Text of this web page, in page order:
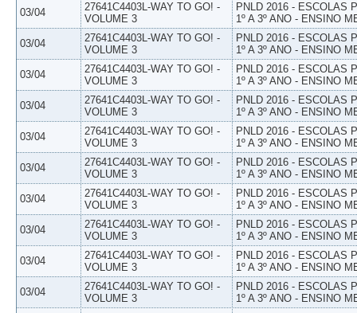
03/04
27641C4403L-WAY TO GO! -
VOLUME 3
PNLD 2016 - ESCOLAS
1º A 3º ANO - ENSINO
03/04
27641C4403L-WAY TO GO! -
VOLUME 3
PNLD 2016 - ESCOLAS
1º A 3º ANO - ENSINO
03/04
27641C4403L-WAY TO GO! -
VOLUME 3
PNLD 2016 - ESCOLAS
1º A 3º ANO - ENSINO
03/04
27641C4403L-WAY TO GO! -
VOLUME 3
PNLD 2016 - ESCOLAS
1º A 3º ANO - ENSINO
03/04
27641C4403L-WAY TO GO! -
VOLUME 3
PNLD 2016 - ESCOLAS
1º A 3º ANO - ENSINO
03/04
27641C4403L-WAY TO GO! -
VOLUME 3
PNLD 2016 - ESCOLAS
1º A 3º ANO - ENSINO
03/04
27641C4403L-WAY TO GO! -
VOLUME 3
PNLD 2016 - ESCOLAS
1º A 3º ANO - ENSINO
03/04
27641C4403L-WAY TO GO! -
VOLUME 3
PNLD 2016 - ESCOLAS
1º A 3º ANO - ENSINO
03/04
27641C4403L-WAY TO GO! -
VOLUME 3
PNLD 2016 - ESCOLAS
1º A 3º ANO - ENSINO
03/04
27641C4403L-WAY TO GO! -
VOLUME 3
PNLD 2016 - ESCOLAS
1º A 3º ANO - ENSINO